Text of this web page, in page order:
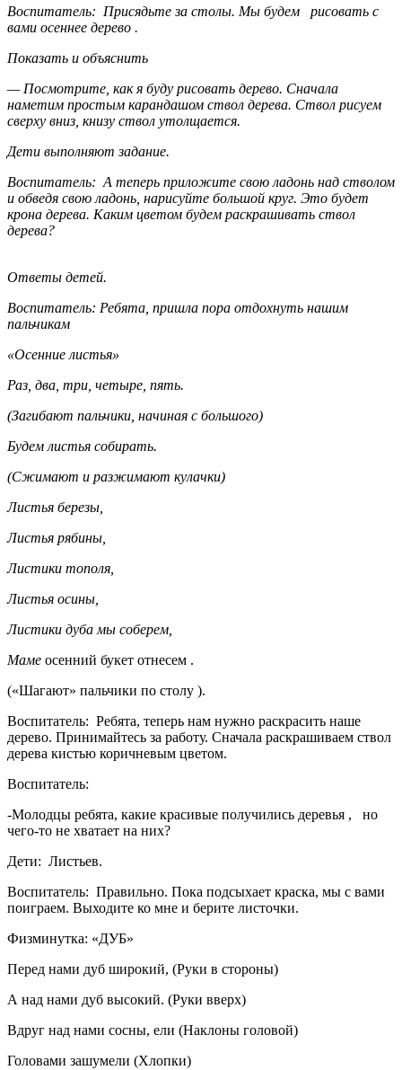
Воспитатель: Присядьте за столы. Мы будем рисовать с
вами осеннее дерево .
Показать и объяснить
— Посмотрите, как я буду рисовать дерево. Сначала
наметим простым карандашом ствол дерева. Ствол рисуем
сверху вниз, книзу ствол утолщается.
Дети выполняют задание.
Воспитатель: А теперь приложите свою ладонь над стволом
и обведя свою ладонь, нарисуйте большой круг. Это будет
крона дерева. Каким цветом будем раскрашивать ствол
дерева?
Ответы детей.
Воспитатель: Ребята, пришла пора отдохнуть нашим
пальчикам
«Осенние листья»
Раз, два, три, четыре, пять.
(Загибают пальчики, начиная с большого)
Будем листья собирать.
(Сжимают и разжимают кулачки)
Листья березы,
Листья рябины,
Листики тополя,
Листья осины,
Листики дуба мы соберем,
Маме осенний букет отнесем .
(«Шагают» пальчики по столу ).
Воспитатель: Ребята, теперь нам нужно раскрасить наше
дерево. Принимайтесь за работу. Сначала раскрашиваем ствол
дерева кистью коричневым цветом.
Воспитатель:
-Молодцы ребята, какие красивые получились деревья , но
чего-то не хватает на них?
Дети: Листьев.
Воспитатель: Правильно. Пока подсыхает краска, мы с вами
поиграем. Выходите ко мне и берите листочки.
Физминутка: «ДУБ»
Перед нами дуб широкий, (Руки в стороны)
А над нами дуб высокий. (Руки вверх)
Вдруг над нами сосны, ели (Наклоны головой)
Головами зашумели (Хлопки)